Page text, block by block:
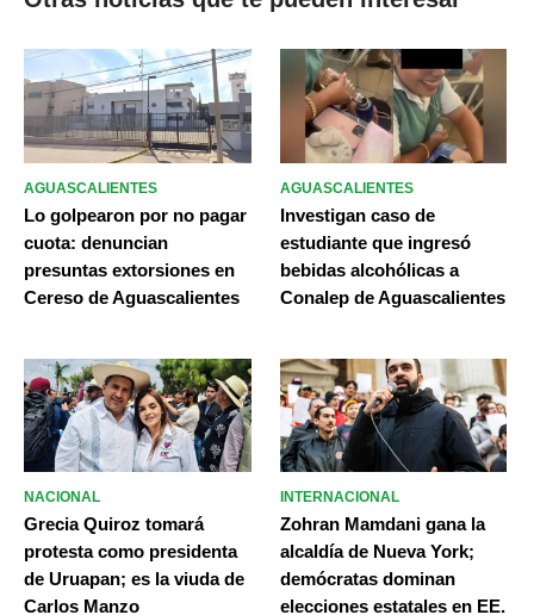
AGUASCALIENTES
Lo golpearon por no pagar
cuota: denuncian
presuntas extorsiones en
Cereso de Aguascalientes
AGUASCALIENTES
Investigan caso de
estudiante que ingresó
bebidas alcohólicas a
Conalep de Aguascalientes
NACIONAL
Grecia Quiroz tomará
protesta como presidenta
de Uruapan; es la viuda de
Carlos Manzo
INTERNACIONAL
Zohran Mamdani gana la
alcaldía de Nueva York;
demócratas dominan
elecciones estatales en EE.